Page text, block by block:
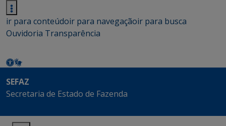
ir para conteúdoir para navegaçãoir para busca
Ouvidoria Transparência
SEFAZ
Secretaria de Estado de Fazenda